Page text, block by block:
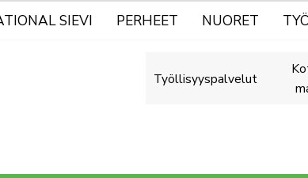
SIEVI PERHEET NUORET
Työllisyyspalvelut